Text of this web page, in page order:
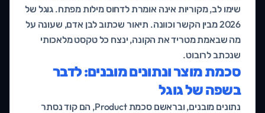
שימו לב, מקוריות אינה אומרת לדחוס מילות מפתח. גוגל של
2026 מבין הקשר וכוונה. תיאור שכתוב לבן אדם, שעונה על
מה שבאמת מטריד את הקונה, ינצח כל טקסט מלאכותי
שנכתב לרובוט.
סכמת מוצר ונתונים מובנים: לדבר
בשפה של גוגל
נתונים מובנים, ובראשם סכמת Product, הם קוד נסתר